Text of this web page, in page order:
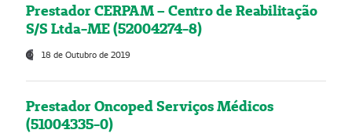
Prestador CERPAM – Centro de Reabilitação
S/S Ltda-ME (52004274-8)
18 de Outubro de 2019
Prestador Oncoped Serviços Médicos
(51004335-0)